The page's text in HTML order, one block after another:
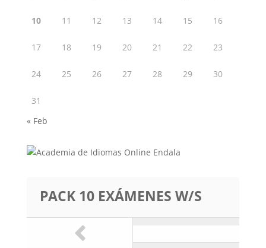
10 11 12 13 14 15 16
17 18 19 20 21 22 23
24 25 26 27 28 29 30
31
« Feb
PACK 10 EXÁMENES W/S